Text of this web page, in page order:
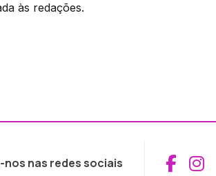
às redações.
nos nas redes sociais